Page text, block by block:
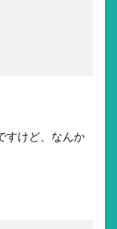
すけど、なんか